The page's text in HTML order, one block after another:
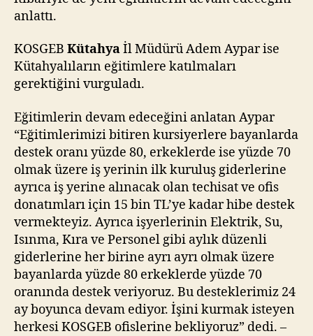
anlattı.
KOSGEB Kütahyaİl Müdürü Adem Aypar ise
Kütahyalıların eğitimlere katılmaları
gerektiğini vurguladı.
Eğitimlerin devam edeceğini anlatan Aypar
“Eğitimlerimizi bitiren kursiyerlere bayanlarda
destek oranı yüzde 80, erkeklerde ise yüzde 70
olmak üzere iş yerinin ilk kuruluş giderlerine
ayrıca iş yerine alınacak olan techisat ve ofis
donatımları için 15 bin TL’ye kadar hibe destek
vermekteyiz. Ayrıca işyerlerinin Elektrik, Su,
Isınma, Kıra ve Personel gibi aylık düzenli
giderlerine her birine ayrı ayrı olmak üzere
bayanlarda yüzde 80 erkeklerde yüzde 70
oranında destek veriyoruz. Bu desteklerimiz 24
ay boyunca devam ediyor. İşini kurmak isteyen
herkesi KOSGEB ofislerine bekliyoruz” dedi. –